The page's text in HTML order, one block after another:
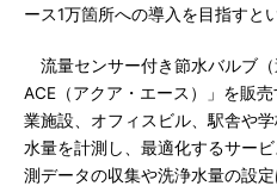
ース1万箇所への導入を目指すと
流量センサー付き節水バルブ
ACE（アクア・エース）」を販
業施設、オフィスビル、駅舎や
水量を計測し、最適化するサー
測データの収集や洗浄水量の設